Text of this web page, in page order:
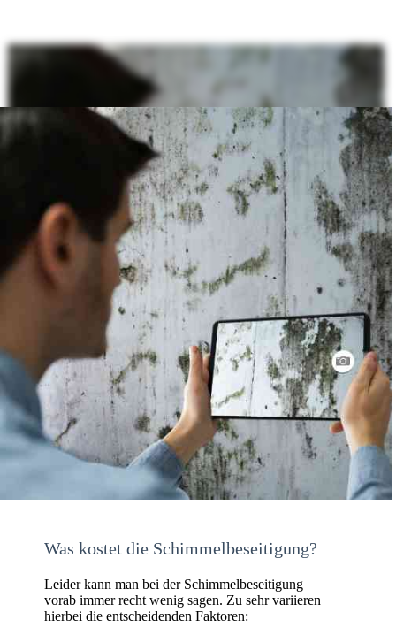
Was kostet die Schimmelbeseitigung?
Leider kann man bei der Schimmelbeseitigung
vorab immer recht wenig sagen. Zu sehr variieren
hierbei die entscheidenden Faktoren: